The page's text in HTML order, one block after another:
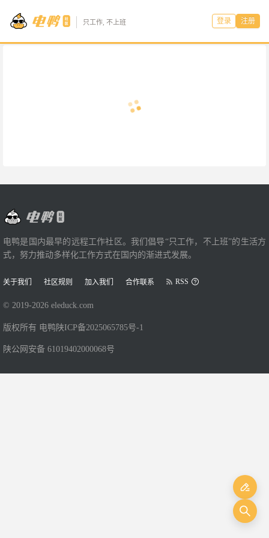
只工作, 不上班 登录 注册
电鸭是国内最早的远程工作社区。我们倡导“只工作，不上班”的生活方
式，努力推动多样化工作方式在国内的渐进式发展。
关于我们 社区规则 加入我们 合作联系 RSS
© 2019-2026 eleduck.com
版权所有 电鸭 陕ICP备2025065785号-1
陕公网安备 61019402000068号